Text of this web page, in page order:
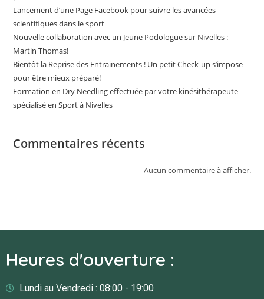
Lancement d’une Page Facebook pour suivre les avancées
scientifiques dans le sport
Nouvelle collaboration avec un Jeune Podologue sur Nivelles :
Martin Thomas!
Bientôt la Reprise des Entrainements ! Un petit Check-up s’impose
pour être mieux préparé!
Formation en Dry Needling effectuée par votre kinésithérapeute
spécialisé en Sport à Nivelles
Commentaires récents
Aucun commentaire à afficher.
Heures d'ouverture :
Lundi au Vendredi : 08:00 - 19:00